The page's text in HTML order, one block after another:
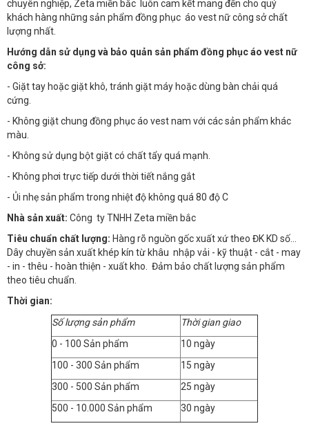
chuyên nghiệp, Zeta miền bắc luôn cam kết mang đến cho quý
khách hàng những sản phẩm đồng phục áo vest nữ công sở chất
lượng nhất.
Hướng dẫn sử dụng và bảo quản sản phẩm đồng phục áo vest nữ
công sở:
- Giặt tay hoặc giặt khô, tránh giặt máy hoặc dùng bàn chải quá
cứng.
- Không giặt chung đồng phục áo vest nam với các sản phẩm khác
màu.
- Không sử dụng bột giặt có chất tẩy quá mạnh.
- Không phơi trực tiếp dưới thời tiết nắng gắt
- Ủi nhẹ sản phẩm trong nhiệt độ không quá 80 độ C
Nhà sản xuất: Công ty TNHH Zeta miền bắc
Tiêu chuẩn chất lượng: Hàng rõ nguồn gốc xuất xứ theo ĐK KD số…
Dây chuyền sản xuất khép kín từ khâu nhập vải - kỹ thuật - cắt - may
- in - thêu - hoàn thiện - xuất kho. Đảm bảo chất lượng sản phẩm
theo tiêu chuẩn.
Thời gian:
Số lượng sản phẩm
Thời gian giao
0 - 100 Sản phẩm
10 ngày
100 - 300 Sản phẩm
15 ngày
300 - 500 Sản phẩm
25 ngày
500 - 10.000 Sản phẩm
30 ngày